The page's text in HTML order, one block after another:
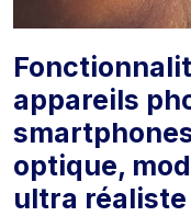
appareils
optique,
ultra réaliste